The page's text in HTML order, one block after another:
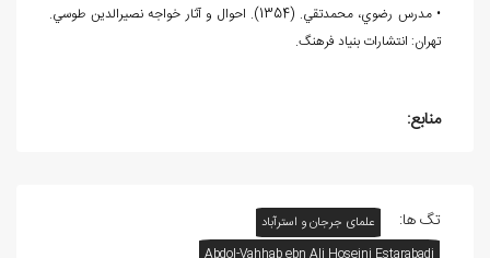
• مدرس رضوي، محمدتقي. (1354). احوال و آثار خواجه نصيرالدين طوسي.
تهران: انتشارات بنياد فرهنگ.
منابع:
تگ ها:
علمای جرجان و استرآباد